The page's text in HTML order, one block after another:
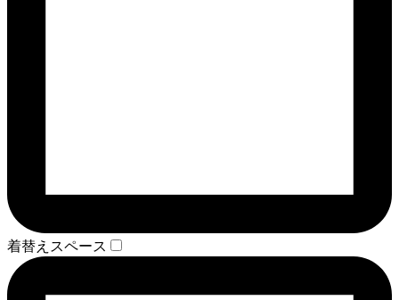
着替えスペース